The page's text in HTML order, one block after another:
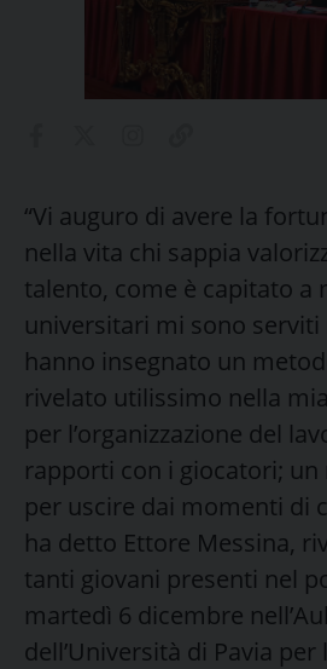
“Vi auguro di avere la
nella vita chi sappia
talento, come è capitato a
universitari mi sono
hanno insegnato un
rivelato utilissimo nella
per l’organizzazione del
rapporti con i giocatori;
per uscire dai momenti di
ha detto Ettore Messina,
tanti giovani presenti nel
martedì 6 dicembre
dell’Università di Pavia